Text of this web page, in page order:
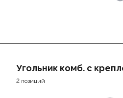
Угольник комб. с
2 позиций